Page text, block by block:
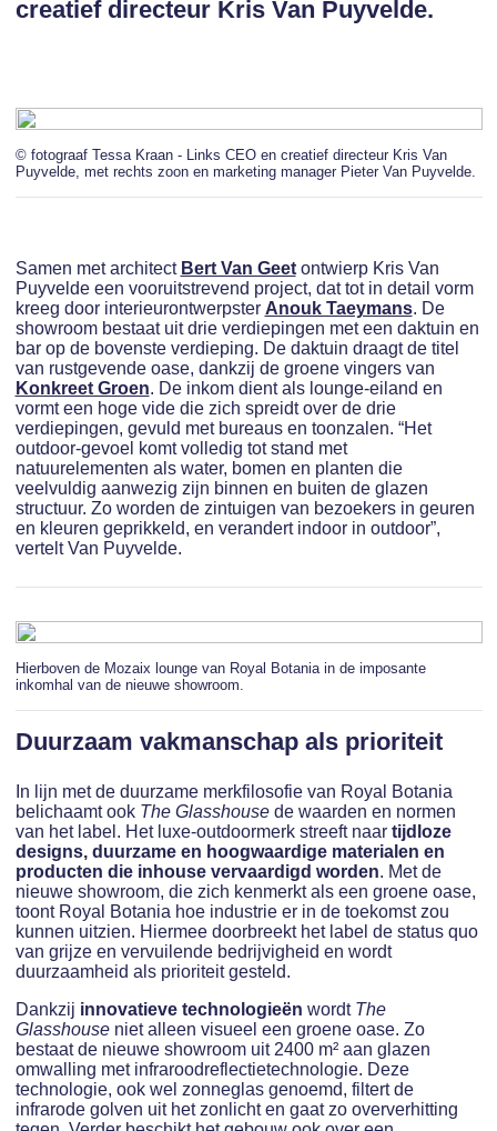
creatief directeur Kris Van Puyvelde.
© fotograaf Tessa Kraan - Links CEO en creatief directeur Kris Van
Puyvelde, met rechts zoon en marketing manager Pieter Van Puyvelde.
Samen met architect Bert Van Geetontwierp Kris Van
Puyvelde een vooruitstrevend project, dat tot in detail vorm
kreeg door interieurontwerpster Anouk Taeymans. De
showroom bestaat uit drie verdiepingen met een daktuin en
bar op de bovenste verdieping. De daktuin draagt de titel
van rustgevende oase, dankzij de groene vingers van
Konkreet Groen. De inkom dient als lounge-eiland en
vormt een hoge vide die zich spreidt over de drie
verdiepingen, gevuld met bureaus en toonzalen. “Het
outdoor-gevoel komt volledig tot stand met
natuurelementen als water, bomen en planten die
veelvuldig aanwezig zijn binnen en buiten de glazen
structuur. Zo worden de zintuigen van bezoekers in geuren
en kleuren geprikkeld, en verandert indoor in outdoor”,
vertelt Van Puyvelde.
Hierboven de Mozaix lounge van Royal Botania in de imposante
inkomhal van de nieuwe showroom.
Duurzaam vakmanschap als prioriteit
In lijn met de duurzame merkfilosofie van Royal Botania
belichaamt ook The Glasshousede waarden en normen
van het label. Het luxe-outdoormerk streeft naar tijdloze
designs, duurzame en hoogwaardige materialen en
producten die inhouse vervaardigd worden. Met de
nieuwe showroom, die zich kenmerkt als een groene oase,
toont Royal Botania hoe industrie er in de toekomst zou
kunnen uitzien. Hiermee doorbreekt het label de status quo
van grijze en vervuilende bedrijvigheid en wordt
duurzaamheid als prioriteit gesteld.
Dankzij innovatieve technologieën wordt The
Glasshouseniet alleen visueel een groene oase. Zo
bestaat de nieuwe showroom uit 2400 m² aan glazen
omwalling met infraroodreflectietechnologie. Deze
technologie, ook wel zonneglas genoemd, filtert de
infrarode golven uit het zonlicht en gaat zo oververhitting